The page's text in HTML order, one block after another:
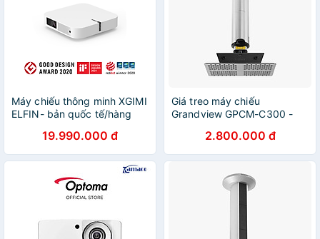
Máy chiếu thông minh XGIMI
ELFIN- bản quốc tế/hàng
19.990.000 đ
Giá treo máy chiếu
Grandview GPCM-C300 -
2.800.000 đ